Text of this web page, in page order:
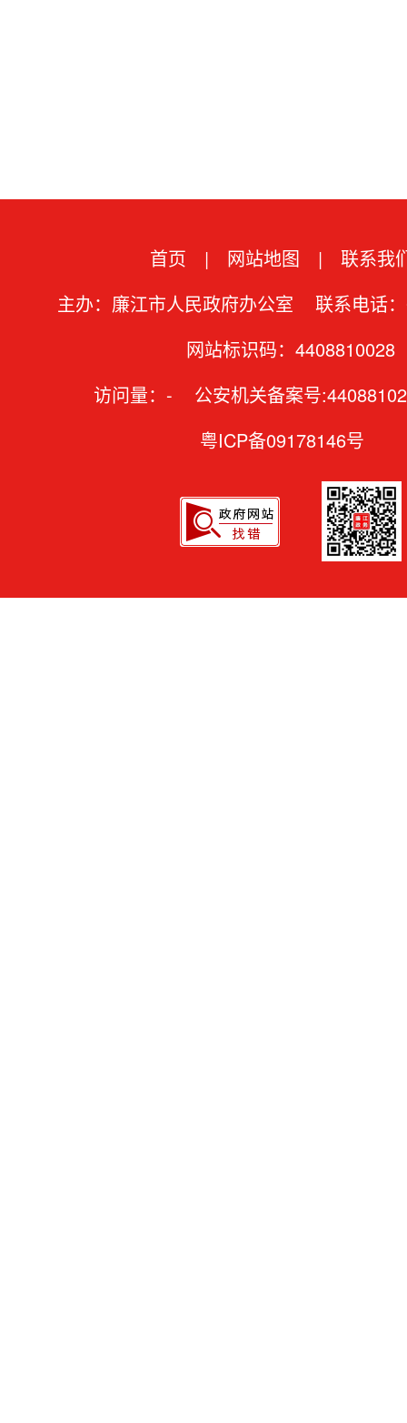
首页 | 网站地图 |
联系我
主办：廉江市人民政府办公室 联系电话
网站标识码：4408810028
访问量： - 公安机关备案号
粤ICP备09178146号